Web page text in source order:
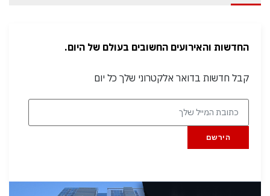
החדשות והאירועים החשובים בעולם של היום.
קבל חדשות בדואר אלקטרוני שלך כל יום
הירשם